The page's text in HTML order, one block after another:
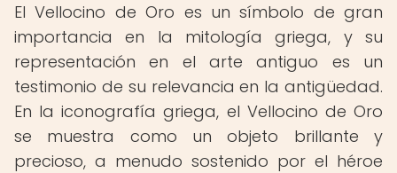
El Vellocino de Oro es un símbolo de gran
importancia en la mitología griega, y su
representación en el arte antiguo es un
testimonio de su relevancia en la antigüedad.
En la iconografía griega, el Vellocino de Oro
se muestra como un objeto brillante y
precioso, a menudo sostenido por el héroe